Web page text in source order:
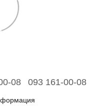
08 093 161-00-08